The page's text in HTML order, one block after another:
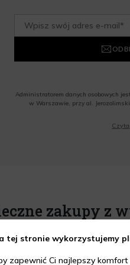
Administratorem danych osobowych
w Warszawie, przy al.
o.o. informacji handlowych, w tym
zakupy z
tej stronie wykorzystujemy
zapewnić Ci najlepszy